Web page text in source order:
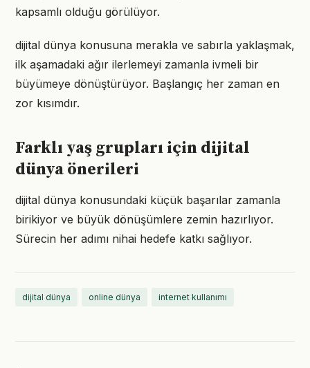
kapsamlı olduğu görülüyor.
dijital dünya konusuna merakla ve sabırla yaklaşmak,
ilk aşamadaki ağır ilerlemeyi zamanla ivmeli bir
büyümeye dönüştürüyor. Başlangıç her zaman en
zor kısımdır.
Farklı yaş grupları için dijital
dünya önerileri
dijital dünya konusundaki küçük başarılar zamanla
birikiyor ve büyük dönüşümlere zemin hazırlıyor.
Sürecin her adımı nihai hedefe katkı sağlıyor.
dijital dünya online dünya internet kullanımı